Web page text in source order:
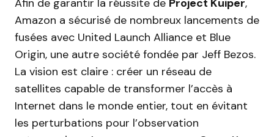
Amazon a sécurisé de nombreux lancements de
fusées avec United Launch Alliance et Blue
Origin, une autre société fondée par Jeff Bezos.
La vision est claire : créer un réseau de
satellites capable de transformer l’accès à
Internet dans le monde entier, tout en évitant
les perturbations pour l’observation